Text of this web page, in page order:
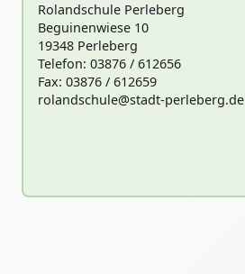
Rolandschule Perleberg
Beguinenwiese 10
19348 Perleberg
Telefon: 03876 / 612656
Fax: 03876 / 612659
rolandschule@stadt-perleberg.de